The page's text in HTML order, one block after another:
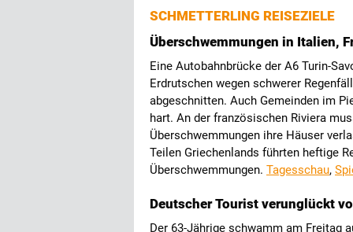
SCHMETTERLING REISEZIELE
Überschwemmungen in Italien,
Eine Autobahnbrücke der A6 Turin-
Erdrutschen wegen schwerer
abgeschnitten. Auch Gemeinden im
hart. An der französischen Riviera
Überschwemmungen ihre Häuser
Teilen Griechenlands führten heftige
Überschwemmungen. Tagesschau,
Deutscher Tourist verunglückt
Der 63-Jährige schwamm am Freitag